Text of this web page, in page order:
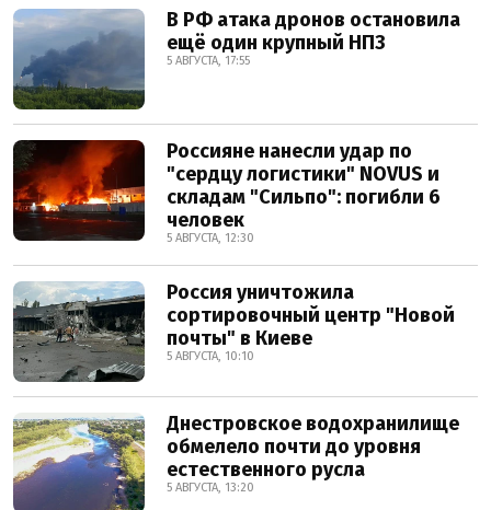
В РФ атака дронов остановила
ещё один крупный НПЗ
5 АВГУСТА, 17:55
Россияне нанесли удар по
"сердцу логистики" NOVUS и
складам "Сильпо": погибли 6
человек
5 АВГУСТА, 12:30
Россия уничтожила
сортировочный центр "Новой
почты" в Киеве
5 АВГУСТА, 10:10
Днестровское водохранилище
обмелело почти до уровня
естественного русла
5 АВГУСТА, 13:20